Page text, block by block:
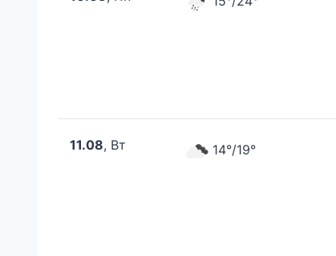
11.08, Вт 14°/19°